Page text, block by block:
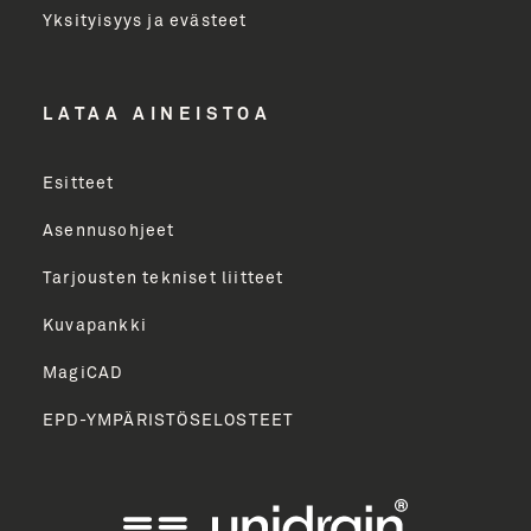
LÄHETÄ
Yksityisyys ja evästeet
LATAA AINEISTOA
Esitteet
Asennusohjeet
Tarjousten tekniset liitteet
Kuvapankki
MagiCAD
EPD-YMPÄRISTÖSELOSTEET